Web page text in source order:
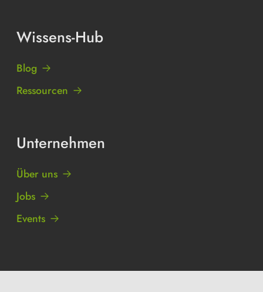
Wissens-Hub
Blog
Ressourcen
Unternehmen
Über uns
Jobs
Events